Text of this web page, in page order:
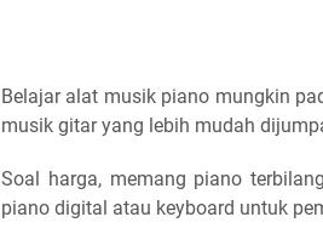
Belajar alat musik piano mungkin
musik gitar yang lebih mudah
Soal harga, memang piano
piano digital atau keyboard untuk